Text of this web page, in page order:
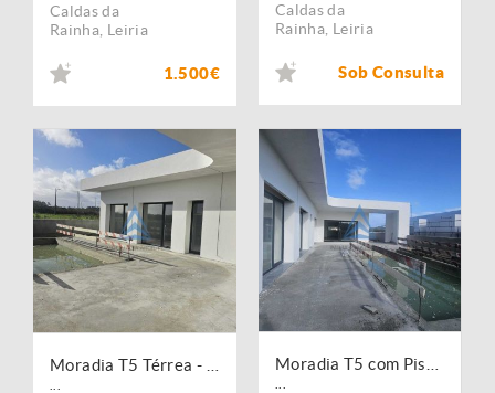
Caldas da
Rainha Leiria
1.500€
Caldas da
Rainha Leiria
Sob Consulta